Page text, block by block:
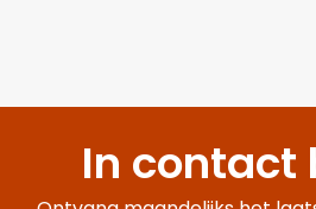
In contact